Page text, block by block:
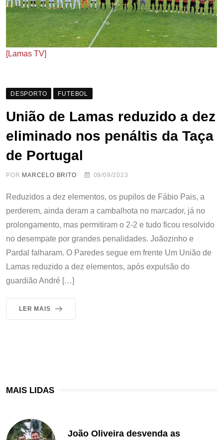
[Lamas TV]
DESPORTO FUTEBOL
União de Lamas reduzido a dez
eliminado nos penáltis da Taça
de Portugal
POR MARCELO BRITO 09/09/2023
Reduzidos a dez elementos, os pupilos de Fábio Pais, a
perderem, ainda deram a cambalhota no marcador, já no
prolongamento, mas permitiram o 2-2 e tudo ficou resolvido
no desempate por grandes penalidades. Joãozinho e
Pardal falharam. O Paredes segue em frente Um União de
Lamas reduzido a dez elementos, após expulsão do
guardião André […]
LER MAIS
MAIS LIDAS
João Oliveira desvenda as